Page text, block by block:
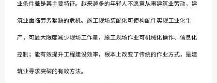
业条件差是其主要特征。越来越多的年轻人不愿意从事建筑业劳动，建
筑业面临劳务紧缺的危机。施工现场装配化可使构配件实现工业化生
产，可最大限度减少现场工作量，施工现场作业可机械化操作、信息化
控制；能有效提升工程建设效率，根本上改变了传统的作业方式，是建
筑业寻求突破的有效方法。